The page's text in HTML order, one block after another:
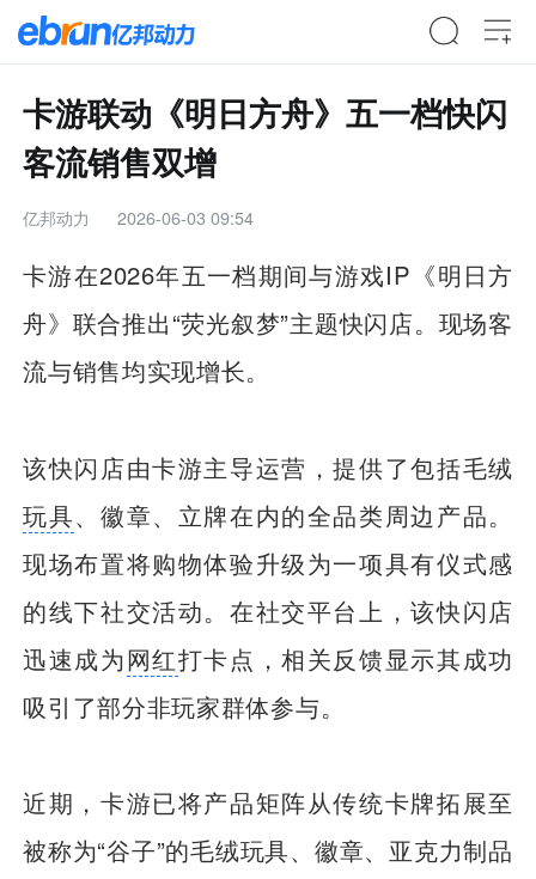
卡游联动《明日方舟》五一档快闪
客流销售双增
亿邦动力 2026-06-03 09:54
卡游在2026年五一档期间与游戏IP《明日方
舟》联合推出“荧光叙梦”主题快闪店。现场客
流与销售均实现增长。
该快闪店由卡游主导运营，提供了包括毛绒
玩具、徽章、立牌在内的全品类周边产品。
现场布置将购物体验升级为一项具有仪式感
的线下社交活动。在社交平台上，该快闪店
迅速成为网红打卡点，相关反馈显示其成功
吸引了部分非玩家群体参与。
近期，卡游已将产品矩阵从传统卡牌拓展至
被称为“谷子”的毛绒玩具、徽章、亚克力制品